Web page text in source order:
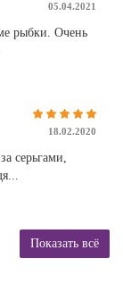
05.04.2021
рыбки. Очень
18.02.2020
серьгами,
Показать всё